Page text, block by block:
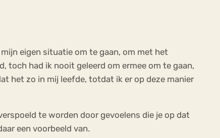
eigen situatie om te gaan, om met het
toch had ik nooit geleerd om ermee om te gaan,
het zo in mij leefde, totdat ik er op deze manier
te worden door gevoelens die je op dat
een voorbeeld van.